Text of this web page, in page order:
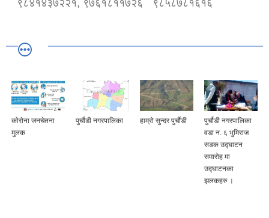
९८४१४३७२२१, ९७६१८११७२६ ९८५८७८१६१६
कोराेना जनचेतना
मुलक
पुर्चौडी नगरपालिका हाम्रो सुन्दर पुर्चौंडी
पुर्चौडी नगरपालिका
वडा न. ६ भुमिराज
सडक उद्घ‍ाटन
समारोह मा
उद्घ‍ाटनका
झलकहरु ।